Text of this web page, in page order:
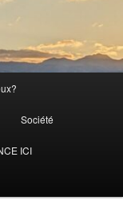
Société
ICI